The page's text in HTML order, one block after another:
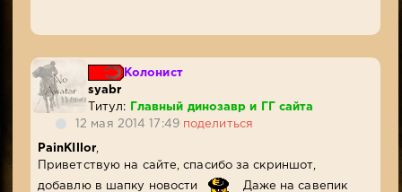
Колонист
syabr
Титул:
Главный динозавр и ГГ сайта
12 мая 2014 17:49 поделиться
PainKIllor
Приветствую на сайте, спасибо за скриншот,
добавлю в шапку новости Даже на савепик